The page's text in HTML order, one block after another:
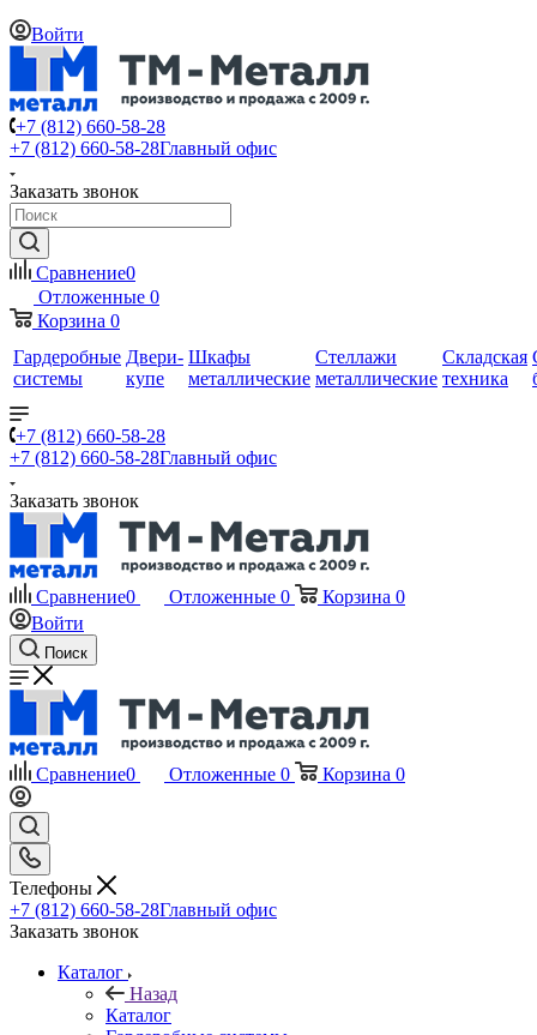
Войти
+7 (812) 660-58-28
+7 (812) 660-58-28Главный офис
Заказать звонок
Сравнение0
Отложенные 0
Корзина 0
Гардеробные
системы
Двери-
купе
Шкафы
металлические
Стеллажи
металлические
Складская
техника
+7 (812) 660-58-28
+7 (812) 660-58-28Главный офис
Заказать звонок
Сравнение0 Отложенные 0 Корзина 0
Войти
Поиск
Сравнение0 Отложенные 0 Корзина 0
Телефоны
+7 (812) 660-58-28Главный офис
Заказать звонок
Каталог
Назад
Каталог